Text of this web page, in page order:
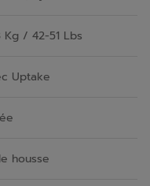
Kg / 42-51 Lbs
Uptake
housse